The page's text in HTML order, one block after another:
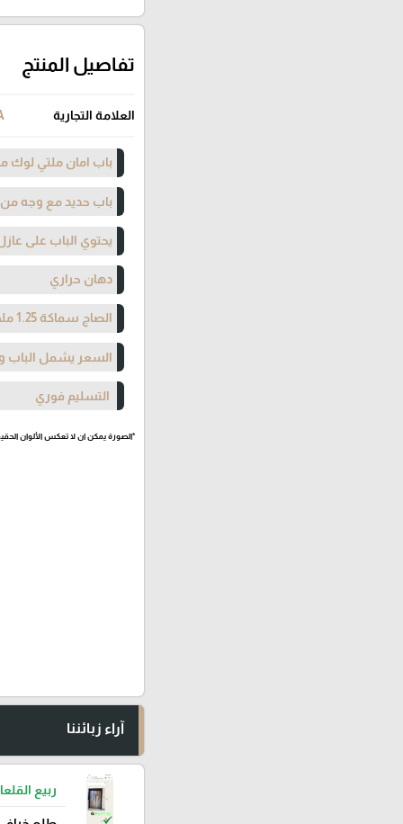
تفاصيل المنتج
العلامة التجارية
باب امان ملتي لوك
باب حديد مع وجه من
يحتوي الباب على
دهان حراري
الصاج سماكة 1.25 ملم
السعر يشمل الباب
التسليم فوري
*الصورة يمكن ان لا تعكس الألوان
آراء زبائننا
ربيع